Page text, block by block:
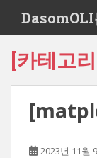
i
DasomOLI
[카테고
2023년 11월